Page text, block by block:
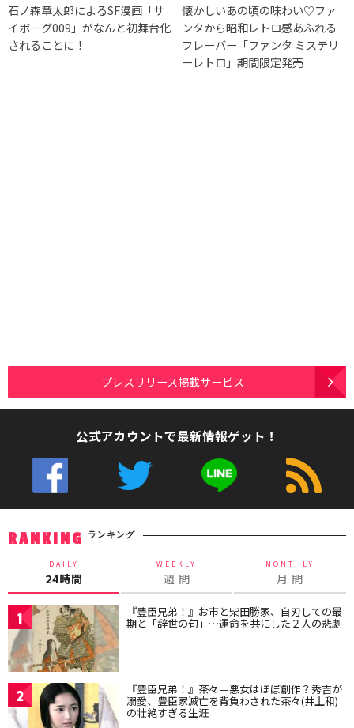
石ノ森章太郎によるSF漫画「サ
イボーグ009」がなんと初舞台化
されることに！
懐かしいあの頃の味わい♡ファ
ンタから昭和レトロ感あふれる
フレーバー「ファンタ ミステリ
ーレトロ」期間限定発売
プレスリリース掲載サービス
公式アカウントで最新情報ゲット！
RANKING ランキング
DAILY
24時間
WEEKLY
週 間
MONTHLY
月 間
1 『豊臣兄弟！』お市と柴田勝家、自刃しての最
期と「辞世の句」…運命を共にした２人の悲劇
2 『豊臣兄弟！』茶々＝悪女はほぼ創作？秀吉が
溺愛、豊臣家滅亡を背負わされた茶々(井上和)
の壮絶すぎる生涯